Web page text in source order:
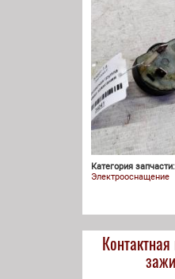
Категория запчасти:
Электрооснащение